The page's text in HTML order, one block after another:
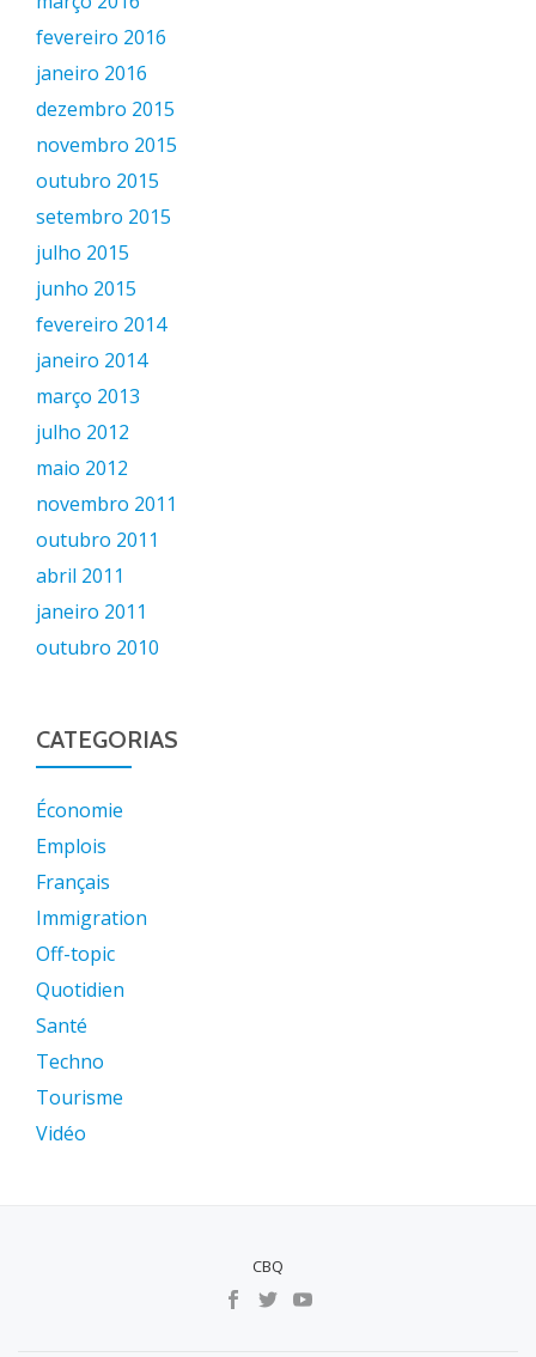
fevereiro 2016
janeiro 2016
dezembro 2015
novembro 2015
outubro 2015
setembro 2015
julho 2015
junho 2015
fevereiro 2014
janeiro 2014
março 2013
julho 2012
maio 2012
novembro 2011
outubro 2011
abril 2011
janeiro 2011
outubro 2010
CATEGORIAS
Économie
Emplois
Français
Immigration
Off-topic
Quotidien
Santé
Techno
Tourisme
Vidéo
CBQ